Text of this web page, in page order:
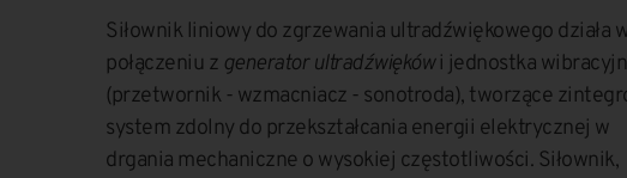
Siłownik liniowy do zgrzewania ultradźwiękowego działa
połączeniu z generator ultradźwiękówi jednostka
(przetwornik - wzmacniacz - sonotroda), tworzące
system zdolny do przekształcania energii elektrycznej w
drgania mechaniczne o wysokiej częstotliwości. Siłownik,